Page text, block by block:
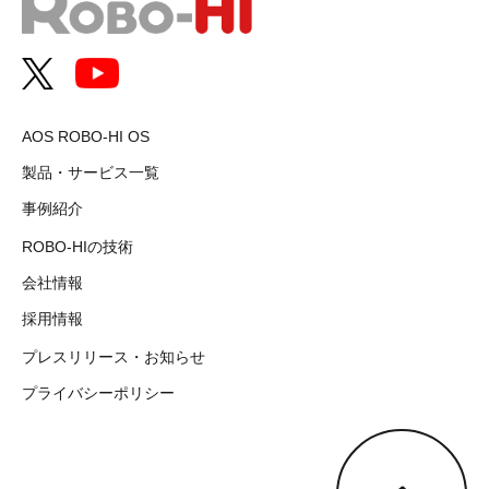
AOS ROBO-HI OS
製品・サービス一覧
事例紹介
ROBO-HIの技術
会社情報
採用情報
プレスリリース・お知らせ
プライバシーポリシー